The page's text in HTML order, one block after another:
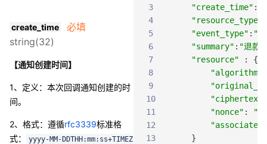
create_time
必填
string(32)
【通知创建时间】
1、定义：本次回调通知创建的时
间。
2、格式： 遵循rfc3339标准格
式：
yyyy-MM-DDTHH:mm:ss+TIMEZ
3
"create_time" :
4
"resource_type"
5
"event_type" :
6
"summary" : "退款
7
"resource" :
{
8
"algorithm"
9
10
"ciphertext"
11
"nonce" :
12
13
}